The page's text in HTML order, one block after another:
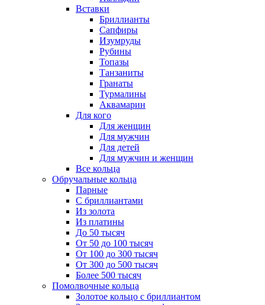
Вставки
Бриллианты
Сапфиры
Изумруды
Рубины
Топазы
Танзаниты
Гранаты
Турмалины
Аквамарин
Для кого
Для женщин
Для мужчин
Для детей
Для мужчин и женщин
Все кольца
Обручальные кольца
Парные
С бриллиантами
Из золота
Из платины
До 50 тысяч
От 50 до 100 тысяч
От 100 до 300 тысяч
От 300 до 500 тысяч
Более 500 тысяч
Помолвочные кольца
Золотое кольцо с бриллиантом